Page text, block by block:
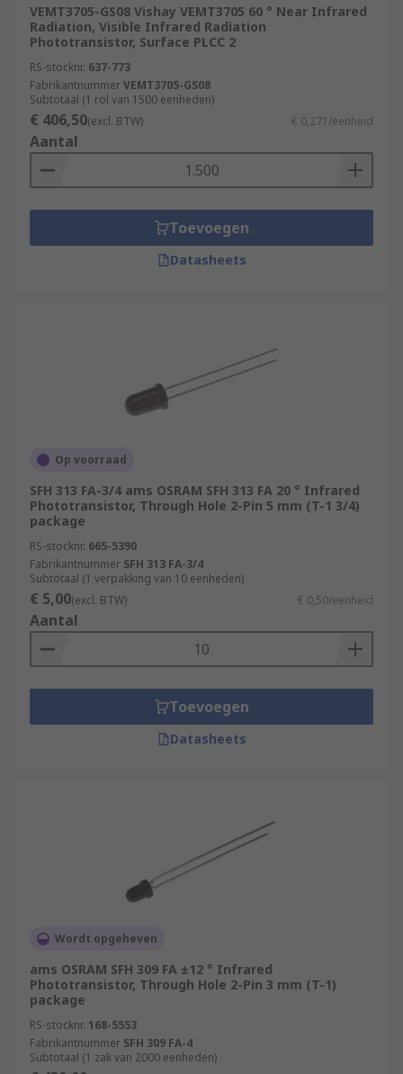
VEMT3705-GS08 Vishay VEMT3705 60 ° Near Infrared
Radiation, Visible Infrared Radiation
Phototransistor, Surface PLCC 2
RS-stocknr. 637-773
FabrikantnummerVEMT3705-GS08
Subtotaal (1 rol van 1500 eenheden)
€ 406,50(excl. BTW) € 0,271/eenheid
Aantal
Toevoegen
Datasheets
Op voorraad
SFH 313 FA-3/4 ams OSRAM SFH 313 FA 20 ° Infrared
Phototransistor, Through Hole 2-Pin 5 mm (T-1 3/4)
package
RS-stocknr. 665-5390
Fabrikantnummer SFH 313 FA-3/4
Subtotaal (1 verpakking van 10 eenheden)
€ 5,00(excl. BTW) € 0,50/eenheid
Aantal
Toevoegen
Datasheets
Wordt opgeheven
ams OSRAM SFH 309 FA ±12 ° Infrared
Phototransistor, Through Hole 2-Pin 3 mm (T-1)
package
RS-stocknr. 168-5553
Fabrikantnummer SFH 309 FA-4
Subtotaal (1 zak van 2000 eenheden)